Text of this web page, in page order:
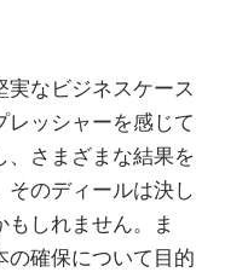
実なビジネスケース
レッシャーを感じて
、さまざまな結果を
そのディールは決し
しれません。ま
の確保について目的